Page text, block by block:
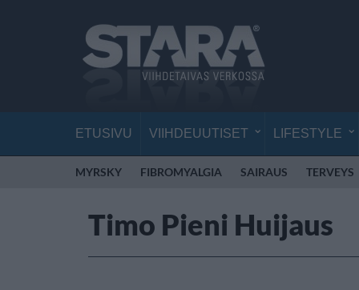
ETUSIVU VIIHDEUUTISET LIFESTYLE
MYRSKY FIBROMYALGIA SAIRAUS TERVEYS
Timo Pieni Huijaus